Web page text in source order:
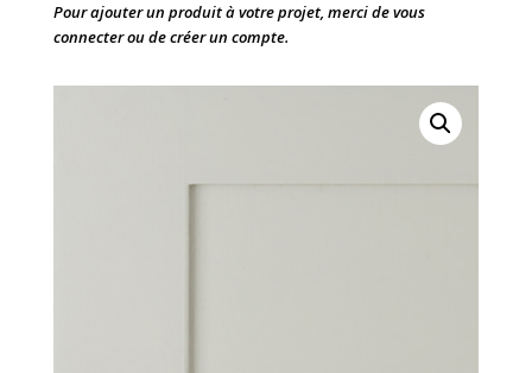
Pour ajouter un produit à votre projet, merci de vous
connecter ou de créer un compte.